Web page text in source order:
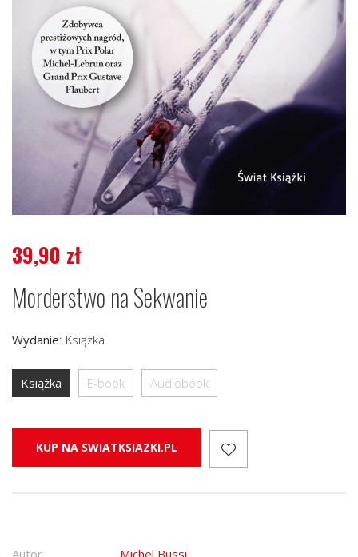
39,90 zł
Morderstwo na Sekwanie
Wydanie: Książka
Książka E-book Audiobook
KUP NA SWIATKSIAZKI.PL
Autor Michel Bussi